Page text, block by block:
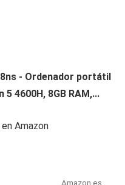
- Ordenador portátil
5 4600H, 8GB RAM,...
Amazon
Amazon.es